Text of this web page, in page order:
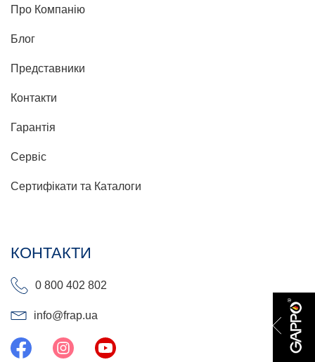
Про Компанію
Блог
Представники
Контакти
Гарантія
Сервіс
Сертифікати та Каталоги
КОНТАКТИ
0 800 402 802
info@frap.ua